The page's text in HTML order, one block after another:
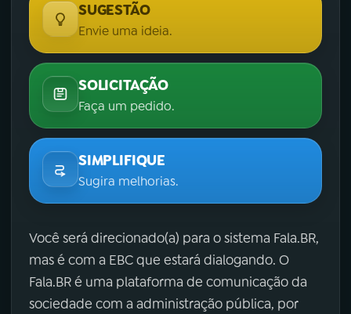
SUGESTÃO
Envie uma ideia.
SOLICITAÇÃO
Faça um pedido.
SIMPLIFIQUE
Sugira melhorias.
Você será direcionado(a) para o sistema Fala.BR,
mas é com a EBC que estará dialogando. O
Fala.BR é uma plataforma de comunicação da
sociedade com a administração pública, por